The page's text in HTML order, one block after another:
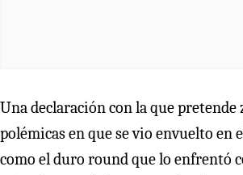
Una declaración con la que pretende
polémicas en que se vio envuelto en
como el duro round que lo enfrentó